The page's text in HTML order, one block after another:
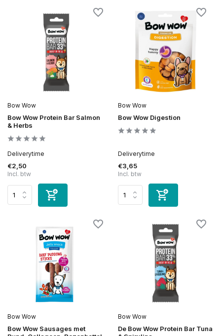
Bow Wow
Bow Wow Protein Bar Salmon
& Herbs
Deliverytime
€2,50
Incl. btw
Bow Wow
Bow Wow Digestion
Deliverytime
€3,65
Incl. btw
Bow Wow
Bow Wow Sausages met
Bow Wow
De Bow Wow Protein Bar Tuna